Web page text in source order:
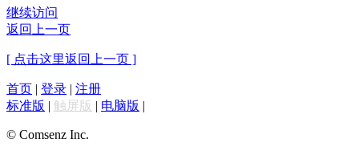
继续访问
返回上一页
[ 点击这里返回上一页 ]
首页 | 登录 | 注册
标准版 | 触屏版 | 电脑版 |
© Comsenz Inc.